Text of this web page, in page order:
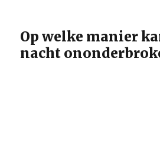
Op welke manier
nacht